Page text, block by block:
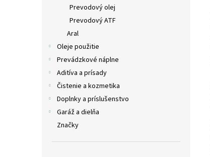
Prevodový olej
Prevodový ATF
Aral
Oleje použitie
Prevádzkové náplne
Aditíva a prísady
Čistenie a kozmetika
Doplnky a príslušenstvo
Garáž a dielňa
Značky